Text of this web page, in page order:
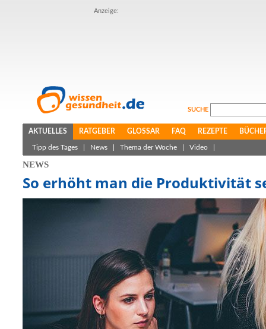
Anzeige:
SUCHE
AKTUELLES RATGEBER GLOSSAR FAQ REZEPTE
Tipp des Tages News Thema der Woche Video
NEWS
So erhöht man die Produktivität